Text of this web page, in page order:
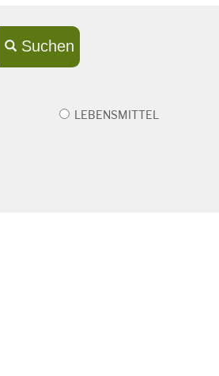
Suchen
LEBENSMITTEL